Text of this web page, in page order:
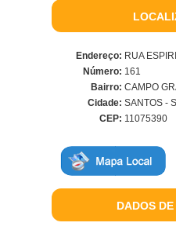
Endereço: RUA
Número: 161
Bairro: CAMPO
Cidade: SANTOS -
CEP: 11075390
DADOS